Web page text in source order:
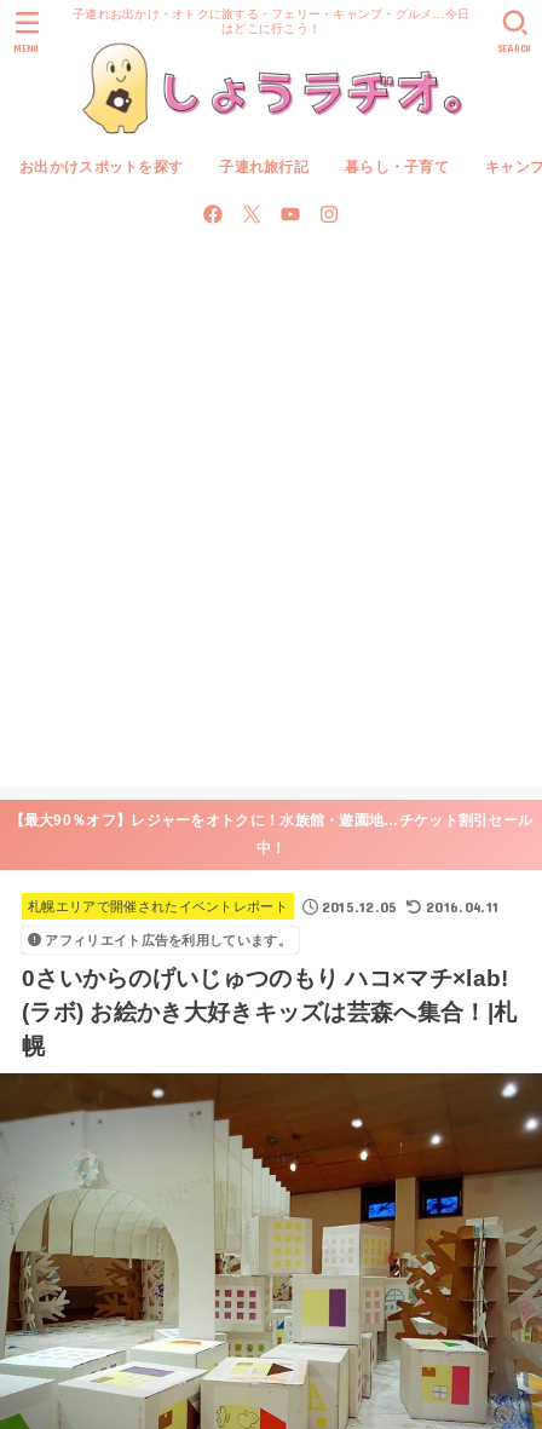
子連れお出かけ・オトクに旅する・フェリー・キャンプ・グルメ…今日
はどこに行こう！
お出かけスポットを探す 子連れ旅行記 暮らし・子育て キャン
SEARCH
MENU
【最大90％オフ】レジャーをオトクに！水族館・遊園地…チケット割引セール
中！
札幌エリアで開催されたイベントレポート 2015.12.05 2016.04.11
アフィリエイト広告を利用しています。
0さいからのげいじゅつのもり ハコ×マチ×lab!
(ラボ) お絵かき大好きキッズは芸森へ集合！|札
幌